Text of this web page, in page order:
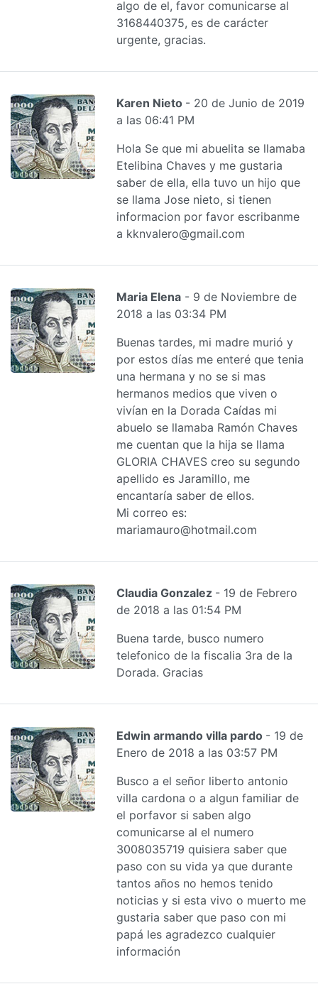
algo de el, favor comunicarse al
3168440375, es de carácter
urgente, gracias.
Karen Nieto - 20 de Junio de 2019
a las 06:41 PM
Hola Se que mi abuelita se llamaba
Etelibina Chaves y me gustaria
saber de ella, ella tuvo un hijo que
se llama Jose nieto, si tienen
informacion por favor escribanme
a kknvalero@gmail.com
Maria Elena - 9 de Noviembre de
2018 a las 03:34 PM
Buenas tardes, mi madre murió y
por estos días me enteré que tenia
una hermana y no se si mas
hermanos medios que viven o
vivían en la Dorada Caídas mi
abuelo se llamaba Ramón Chaves
me cuentan que la hija se llama
GLORIA CHAVES creo su segundo
apellido es Jaramillo, me
encantaría saber de ellos.
Mi correo es:
mariamauro@hotmail.com
Claudia Gonzalez - 19 de Febrero
de 2018 a las 01:54 PM
Buena tarde, busco numero
telefonico de la fiscalia 3ra de la
Dorada. Gracias
Edwin armando villa pardo - 19 de
Enero de 2018 a las 03:57 PM
Busco a el señor liberto antonio
villa cardona o a algun familiar de
el porfavor si saben algo
comunicarse al el numero
3008035719 quisiera saber que
paso con su vida ya que durante
tantos años no hemos tenido
noticias y si esta vivo o muerto me
gustaria saber que paso con mi
papá les agradezco cualquier
información